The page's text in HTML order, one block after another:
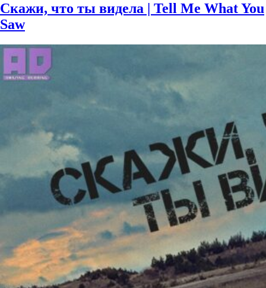
Скажи, что ты видела | Tell Me What You
Saw